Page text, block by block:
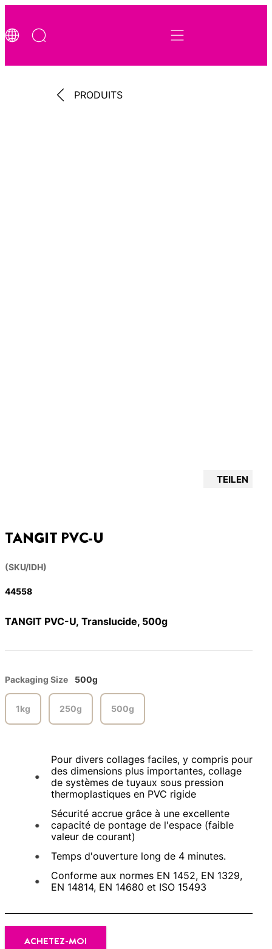
PRODUITS
TEILEN
TANGIT PVC-U
(SKU/IDH)
44558
TANGIT PVC-U, Translucide, 500g
Packaging Size 500g
1kg 250g 500g
Pour divers collages faciles, y compris pour
des dimensions plus importantes, collage
de systèmes de tuyaux sous pression
thermoplastiques en PVC rigide
Sécurité accrue grâce à une excellente
capacité de pontage de l'espace (faible
valeur de courant)
Temps d'ouverture long de 4 minutes.
Conforme aux normes EN 1452, EN 1329,
EN 14814, EN 14680 et ISO 15493
ACHETEZ-MOI